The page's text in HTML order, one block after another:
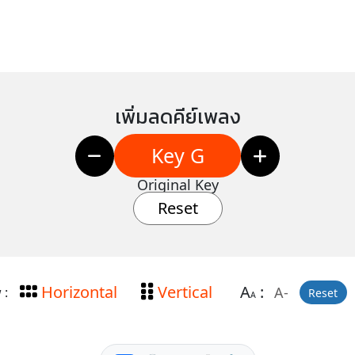
เพิ่มลดคีย์เพลง
Key G
Original Key
Reset
: Horizontal Vertical AA: A- Reset